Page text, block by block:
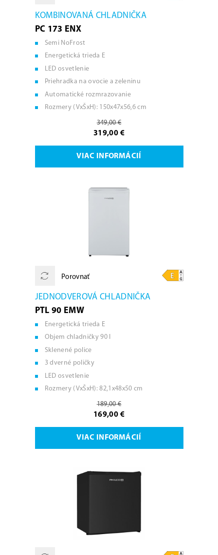
KOMBINOVANÁ CHLADNIČKA
PC 173 ENX
Semi NoFrost
Energetická trieda E
LED osvetlenie
Priehradka na ovocie a zeleninu
Automatické rozmrazovanie
Rozmery (VxŠxH): 150x47x56,6 cm
349,00 €
319,00 €
VIAC INFORMÁCIÍ
Porovnať
JEDNODVEROVÁ CHLADNIČKA
PTL 90 EMW
Energetická trieda E
Objem chladničky 90 l
Sklenené police
3 dverné poličky
LED osvetlenie
Rozmery (VxŠxH): 82,1x48x50 cm
189,00 €
169,00 €
VIAC INFORMÁCIÍ